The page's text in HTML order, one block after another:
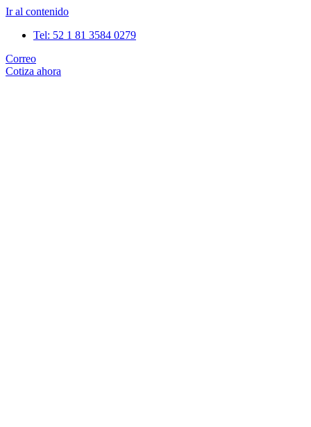
Ir al contenido
Tel: 52 1 81 3584 0279
Correo
Cotiza ahora